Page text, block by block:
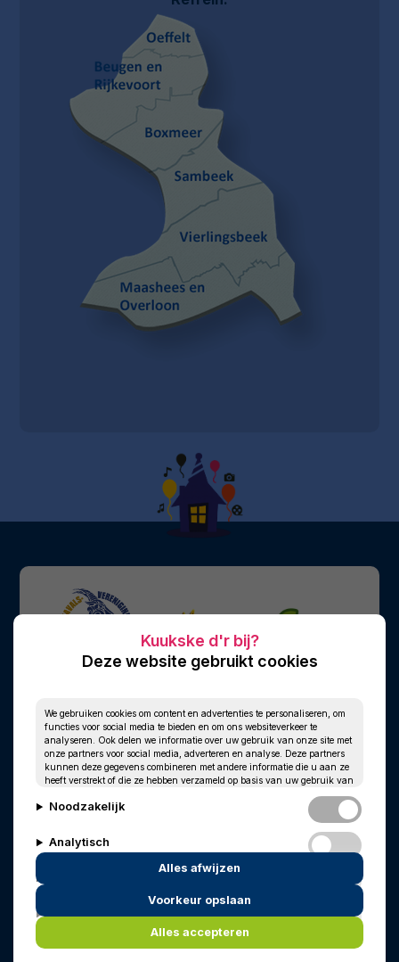
© 2010 - 2026PrivacyCookies
Powered by
Deze website gebruikt cookies
We gebruiken cookies om content en advertenties te personaliseren, om
functies voor social media te bieden en om ons websiteverkeer te
analyseren. Ook delen we informatie over uw gebruik van onze site met
onze partners voor social media, adverteren en analyse. Deze partners
kunnen deze gegevens combineren met andere informatie die u aan ze
heeft verstrekt of die ze hebben verzameld op basis van uw gebruik van
Noodzakelijk
Analytisch
Marketing
Alles afwijzen
Voorkeur opslaan
Alles accepteren